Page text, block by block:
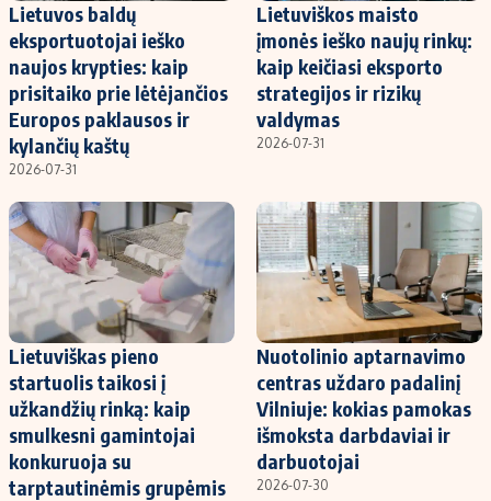
Lietuvos baldų
eksportuotojai ieško
naujos krypties: kaip
prisitaiko prie lėtėjančios
Europos paklausos ir
kylančių kaštų
2026-07-31
Lietuviškos maisto
įmonės ieško naujų rinkų:
kaip keičiasi eksporto
strategijos ir rizikų
valdymas
2026-07-31
Lietuviškas pieno
startuolis taikosi į
užkandžių rinką: kaip
smulkesni gamintojai
konkuruoja su
tarptautinėmis grupėmis
Nuotolinio aptarnavimo
centras uždaro padalinį
Vilniuje: kokias pamokas
išmoksta darbdaviai ir
darbuotojai
2026-07-30